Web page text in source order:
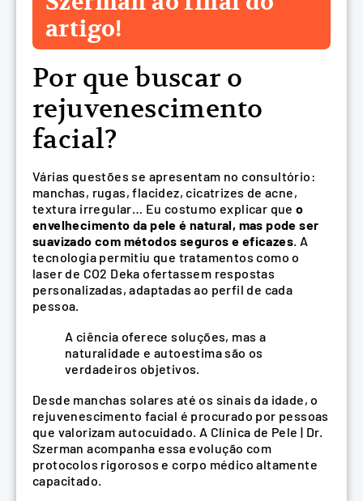
artigo!
Por que buscar o
rejuvenescimento
facial?
Várias questões se apresentam no consultório:
manchas, rugas, flacidez, cicatrizes de acne,
textura irregular… Eu costumo explicar queo
envelhecimento da pele é natural, mas pode ser
suavizado com métodos seguros e eficazes. A
tecnologia permitiu que tratamentos como o
laser de CO2 Deka ofertassem respostas
personalizadas, adaptadas ao perfil de cada
pessoa.
A ciência oferece soluções, mas a
naturalidade e autoestima são os
verdadeiros objetivos.
Desde manchas solares até os sinais da idade, o
rejuvenescimento facial é procurado por pessoas
que valorizam autocuidado. A Clínica de Pele | Dr.
Szerman acompanha essa evolução com
protocolos rigorosos e corpo médico altamente
capacitado.